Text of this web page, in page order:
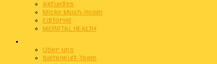
Aktuelles
Micks Mush-Room
Editorial
ME(N)TAL HEALTH
Über uns
SaitenKult-Team